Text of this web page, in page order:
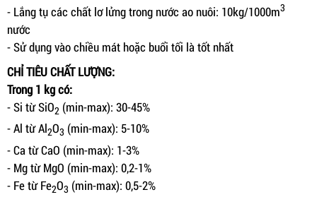
- Lắng tụ các chất lơ lửng trong nước ao nuôi: 10kg/1000m3
nước
- Sử dụng vào chiều mát hoặc buổi tối là tốt nhất
CHỈ TIÊU CHẤT LƯỢNG:
Trong 1 kg có:
- Si từ SiO2 (min-max): 30-45%
- Al từ Al2O3 (min-max): 5-10%
- Ca từ CaO (min-max): 1-3%
- Mg từ MgO (min-max): 0,2-1%
- Fe từ Fe2O3 (min-max): 0,5-2%